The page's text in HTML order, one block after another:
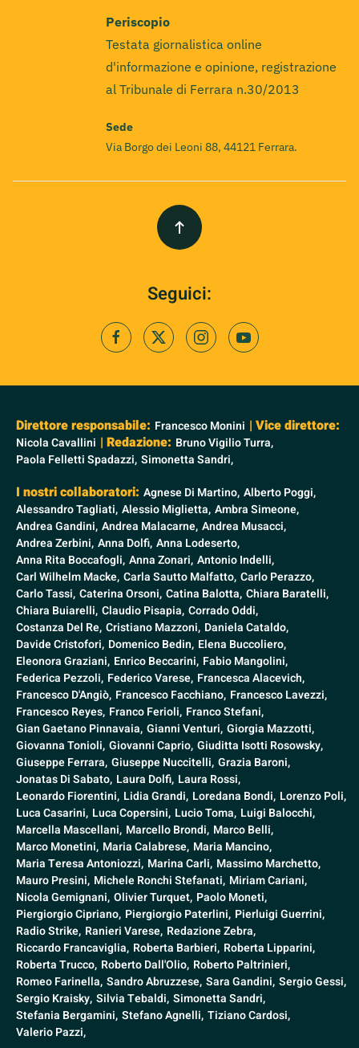
Periscopio
Testata giornalistica online
d'informazione e opinione, registrazione
al Tribunale di Ferrara n.30/2013
Sede
Via Borgo dei Leoni 88, 44121 Ferrara.
Seguici:
Direttore responsabile: Francesco Monini | Vice direttore:
Nicola Cavallini | Redazione: Bruno Vigilio Turra,
Paola Felletti Spadazzi, Simonetta Sandri,
I nostri collaboratori: Agnese Di Martino, Alberto Poggi,
Alessandro Tagliati, Alessio Miglietta, Ambra Simeone,
Andrea Gandini, Andrea Malacarne, Andrea Musacci,
Andrea Zerbini, Anna Dolfi, Anna Lodeserto,
Anna Rita Boccafogli, Anna Zonari, Antonio Indelli,
Carl Wilhelm Macke, Carla Sautto Malfatto, Carlo Perazzo,
Carlo Tassi, Caterina Orsoni, Catina Balotta, Chiara Baratelli,
Chiara Buiarelli, Claudio Pisapia, Corrado Oddi,
Costanza Del Re, Cristiano Mazzoni, Daniela Cataldo,
Davide Cristofori, Domenico Bedin, Elena Buccoliero,
Eleonora Graziani, Enrico Beccarini, Fabio Mangolini,
Federica Pezzoli, Federico Varese, Francesca Alacevich,
Francesco D'Angiò, Francesco Facchiano, Francesco Lavezzi,
Francesco Reyes, Franco Ferioli, Franco Stefani,
Gian Gaetano Pinnavaia, Gianni Venturi, Giorgia Mazzotti,
Giovanna Tonioli, Giovanni Caprio, Giuditta Isotti Rosowsky,
Giuseppe Ferrara, Giuseppe Nuccitelli, Grazia Baroni,
Jonatas Di Sabato, Laura Dolfi, Laura Rossi,
Leonardo Fiorentini, Lidia Grandi, Loredana Bondi, Lorenzo Poli,
Luca Casarini, Luca Copersini, Lucio Toma, Luigi Balocchi,
Marcella Mascellani, Marcello Brondi, Marco Belli,
Marco Monetini, Maria Calabrese, Maria Mancino,
Maria Teresa Antoniozzi, Marina Carli, Massimo Marchetto,
Mauro Presini, Michele Ronchi Stefanati, Miriam Cariani,
Nicola Gemignani, Olivier Turquet, Paolo Moneti,
Piergiorgio Cipriano, Piergiorgio Paterlini, Pierluigi Guerrini,
Radio Strike, Ranieri Varese, Redazione Zebra,
Riccardo Francaviglia, Roberta Barbieri, Roberta Lipparini,
Roberta Trucco, Roberto Dall'Olio, Roberto Paltrinieri,
Romeo Farinella, Sandro Abruzzese, Sara Gandini, Sergio Gessi,
Sergio Kraisky, Silvia Tebaldi, Simonetta Sandri,
Stefania Bergamini, Stefano Agnelli, Tiziano Cardosi,
Valerio Pazzi,